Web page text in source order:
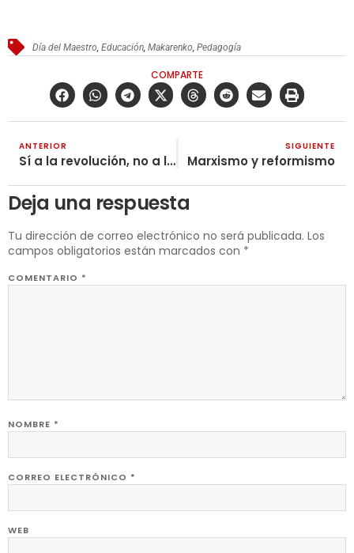
Día del Maestro ,Educación ,Makarenko ,Pedagogía
COMPARTE
ANTERIOR
Sí a la revolución, no a la conciliación
SIGUIENTE
Marxismo y reformismo
Deja una respuesta
Tu dirección de correo electrónico no será publicada. Los
campos obligatorios están marcados con *
COMENTARIO *
NOMBRE *
CORREO ELECTRÓNICO *
WEB